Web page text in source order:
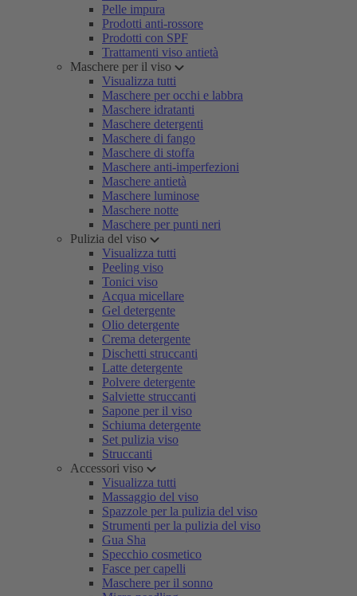
Pelle impura
Prodotti anti-rossore
Prodotti con SPF
Trattamenti viso antietà
Maschere per il viso
Visualizza tutti
Maschere per occhi e labbra
Maschere idratanti
Maschere detergenti
Maschere di fango
Maschere di stoffa
Maschere anti-imperfezioni
Maschere antietà
Maschere luminose
Maschere notte
Maschere per punti neri
Pulizia del viso
Visualizza tutti
Peeling viso
Tonici viso
Acqua micellare
Gel detergente
Olio detergente
Crema detergente
Dischetti struccanti
Latte detergente
Polvere detergente
Salviette struccanti
Sapone per il viso
Schiuma detergente
Set pulizia viso
Struccanti
Accessori viso
Visualizza tutti
Massaggio del viso
Spazzole per la pulizia del viso
Strumenti per la pulizia del viso
Gua Sha
Specchio cosmetico
Fasce per capelli
Maschere per il sonno